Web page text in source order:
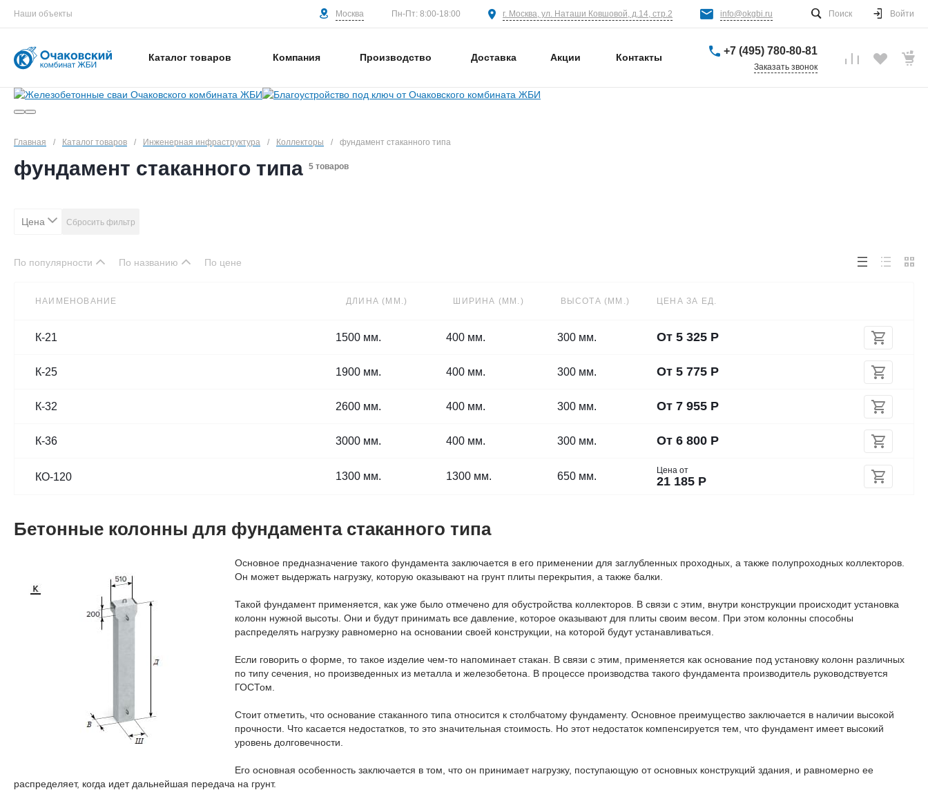
Наши объекты Москва Пн-Пт: 8:00-18:00 г. Москва, ул. Наташи Ковшовой, д.14, стр.2 info@okgbi.ru Поиск Войти
Каталог товаров Компания Производство Доставка Акции Контакты
+7 (495) 780-80-81
Заказать звонок
Главная / Каталог товаров / Инженерная инфраструктура / Коллекторы / фундамент стаканного типа
фундамент стаканного типа 5 товаров
Цена Сбросить фильтр
По популярности По названию По цене
НАИМЕНОВАНИЕ ДЛИНА (ММ.) ШИРИНА (ММ.) ВЫСОТА (ММ.) ЦЕНА ЗА ЕД.
К-21 1500 мм. 400 мм. 300 мм. От 5 325 Р
К-25 1900 мм. 400 мм. 300 мм. От 5 775 Р
К-32 2600 мм. 400 мм. 300 мм. От 7 955 Р
К-36 3000 мм. 400 мм. 300 мм. От 6 800 Р
КО-120 1300 мм. 1300 мм. 650 мм. Цена от
21 185 Р
Бетонные колонны для фундамента стаканного типа
Основное предназначение такого фундамента заключается в его применении для заглубленных проходных, а также полупроходных коллекторов.
Он может выдержать нагрузку, которую оказывают на грунт плиты перекрытия, а также балки.
Такой фундамент применяется, как уже было отмечено для обустройства коллекторов. В связи с этим, внутри конструкции происходит установка
колонн нужной высоты. Они и будут принимать все давление, которое оказывают для плиты своим весом. При этом колонны способны
распределять нагрузку равномерно на основании своей конструкции, на которой будут устанавливаться.
Если говорить о форме, то такое изделие чем-то напоминает стакан. В связи с этим, применяется как основание под установку колонн различных
по типу сечения, но произведенных из металла и железобетона. В процессе производства такого фундамента производитель руководствуется
ГОСТом.
Стоит отметить, что основание стаканного типа относится к столбчатому фундаменту. Основное преимущество заключается в наличии высокой
прочности. Что касается недостатков, то это значительная стоимость. Но этот недостаток компенсируется тем, что фундамент имеет высокий
уровень долговечности.
Его основная особенность заключается в том, что он принимает нагрузку, поступающую от основных конструкций здания, и равномерно ее
распределяет, когда идет дальнейшая передача на грунт.